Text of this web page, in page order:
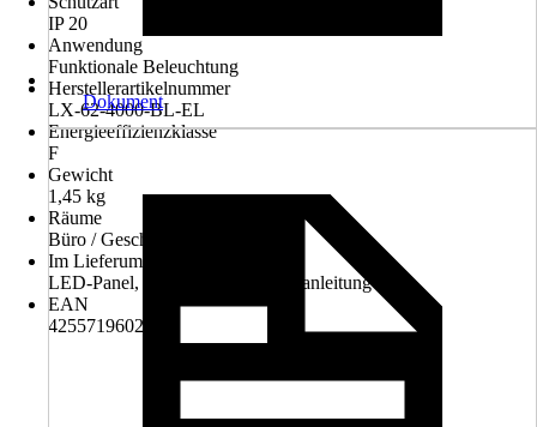
IP 20
Anwendung
Funktionale Beleuchtung
Herstellerartikelnummer
LX-62-4000-BL-EL
Energieeffizienzklasse
F
Gewicht
1,45 kg
Räume
Büro / Geschäftsraum
Im Lieferumfang enthalten
LED-Panel, Netzteil, Bedienungsanleitung
EAN
4255719602298
Dokument